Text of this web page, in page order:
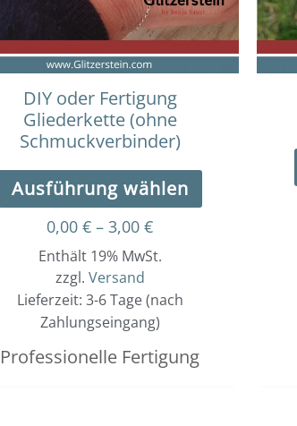
DIY oder Fertigung
Gliederkette (ohne
Schmuckverbinder)
Ausführung wählen
Optionen
können
auf
0,00 € – 3,00 €
Enthält 19% MwSt.
zzgl. Versand
Lieferzeit: 3-6 Tage (nach
Zahlungseingang)
Professionelle Fertigung